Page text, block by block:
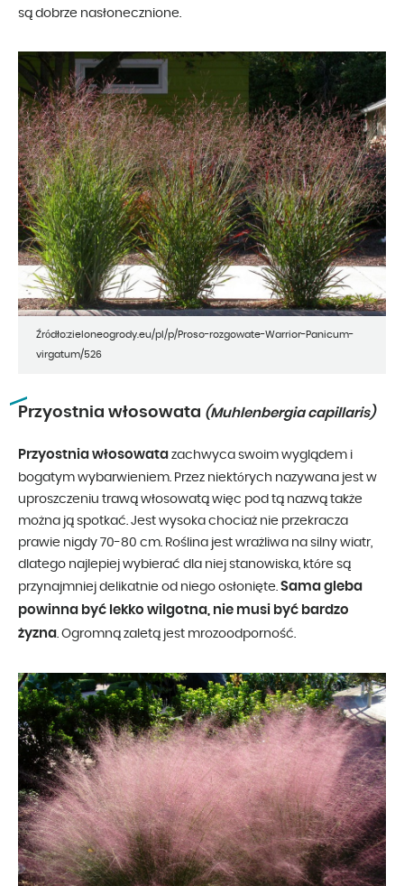
są dobrze nasłonecznione.
Źródło:zieloneogrody.eu/pl/p/Proso-rozgowate-Warrior-Panicum-
virgatum/526
Przyostnia włosowata (Muhlenbergia capillaris)
Przyostnia włosowata zachwyca swoim wyglądem i
bogatym wybarwieniem. Przez niektórych nazywana jest w
uproszczeniu trawą włosowatą więc pod tą nazwą także
można ją spotkać. Jest wysoka chociaż nie przekracza
prawie nigdy 70-80 cm. Roślina jest wrażliwa na silny wiatr,
dlatego najlepiej wybierać dla niej stanowiska, które są
przynajmniej delikatnie od niego osłonięte. Sama gleba
powinna być lekko wilgotna, nie musi być bardzo
żyzna. Ogromną zaletą jest mrozoodporność.